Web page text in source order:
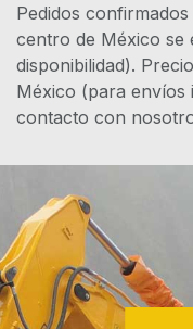
Pedidos
centro de México se
disponibilidad).
México (para envíos
contacto con